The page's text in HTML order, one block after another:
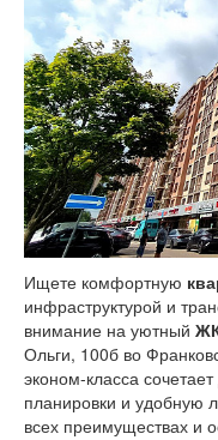
Ищете комфортную
инфраструктурой и
внимание на уютный
Ольги, 100б во
эконом-класса
планировки и удобную
всех преимуществах и